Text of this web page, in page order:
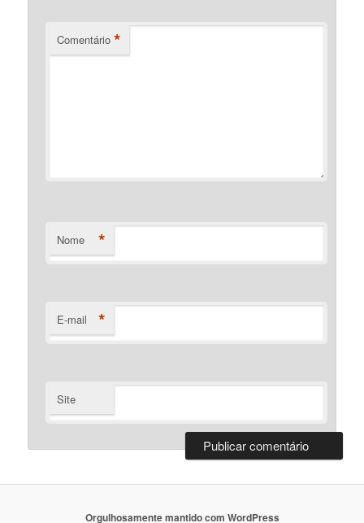
Comentário *
Nome *
E-mail *
Site
Orgulhosamente mantido com WordPress